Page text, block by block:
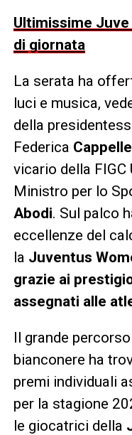
Ultimissime
di giornata
La serata ha
luci e musica,
della
Federica
vicario della FIGC
Ministro per lo
Abodi. Sul palco
eccellenze del
la Juventus
grazie ai
assegnati alle
Il grande
bianconere ha
premi individuali
per la stagione
le giocatrici della